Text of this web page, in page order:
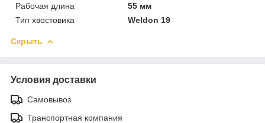
Рабочая длина
55 мм
Тип хвостовика
Weldon 19
Скрыть
Условия доставки
Самовывоз
Транспортная компания